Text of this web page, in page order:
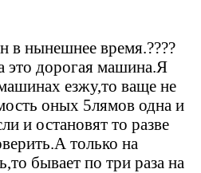
в нынешнее время.????
это дорогая машина.Я
езжу,то ваще не
оных 5лямов одна и
и остановят то разве
только на
бывает по три раза на